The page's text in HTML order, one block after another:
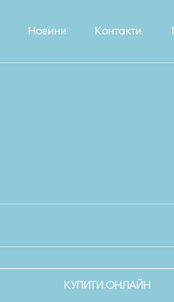
Новини Контакти
КУПИТИ ОНЛАЙН